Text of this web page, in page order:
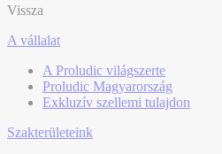
Vissza
A vállalat
A Proludic világszerte
Proludic Magyarország
Exkluzív szellemi tulajdon
Szakterületeink